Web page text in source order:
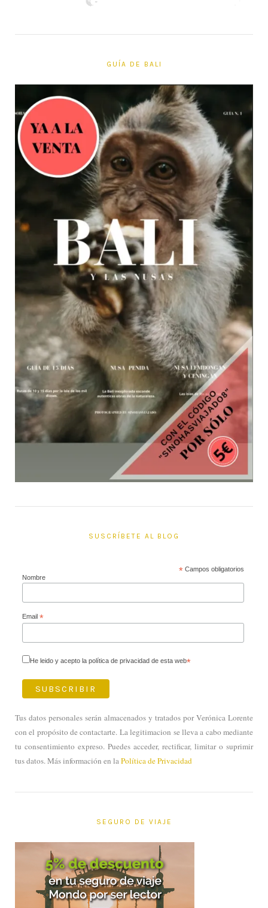
GUÍA DE BALI
SUSCRÍBETE AL BLOG
*Campos obligatorios
Nombre
Email *
He leido y acepto la política de privacidad de esta web*
Tus datos personales serán almacenados y tratados por Verónica Lorente
con el propósito de contactarte. La legitimacion se lleva a cabo mediante
tu consentimiento expreso. Puedes acceder, rectificar, limitar o suprimir
tus datos. Más información en laPolítica de Privacidad
SEGURO DE VIAJE